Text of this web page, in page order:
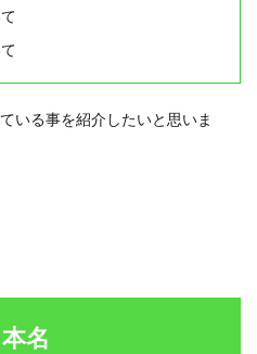
いる事を紹介したいと思いま
名